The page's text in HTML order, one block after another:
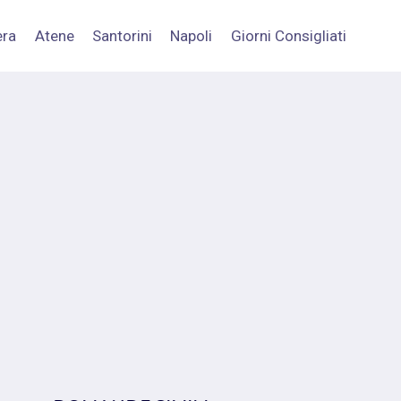
Atene Santorini Napoli Giorni Consigliati